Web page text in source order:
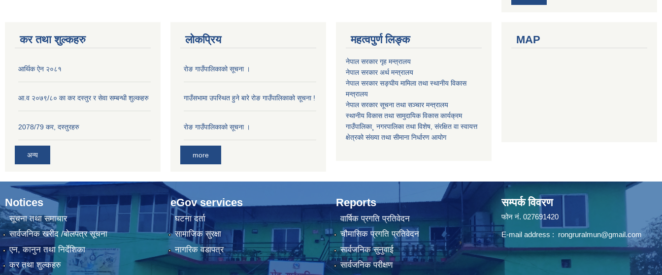
कर तथा शुल्कहरु
आर्थिक ऐन २०८१
आ.व २०७९/८० का कर दस्तुर र सेवा सम्बन्धी शुल्कहरु
2078/79 कर, दस्तुरहरु
अन्य
लोकप्रिय
राेङ गाउँपालिकाको सूचना ।
गाउँसभामा उपस्थित हुने बारे रोङ गाउँपालिकाको सूचना !
राेङ गाउँपालिकाको सूचना ।
more
महत्वपुर्ण लिङ्क
नेपाल सरकार गृह मन्त्रालय
नेपाल सरकार अर्थ मन्त्रालय
नेपाल सरकार सङ्घीय मामिला तथा स्थानीय विकास
मन्त्रालय
नेपाल सरकार सूचना तथा सञ्चार मन्त्रालय
स्थानीय विकास तथा सामुदायिक विकास कार्यक्रम
गाउँपालिका¸ नगरपालिका तथा विशेष, संरक्षित वा स्वायत्त
क्षेत्रको संख्या तथा सीमाना निर्धारण आयोग
MAP
Notices
सूचना तथा समाचार
सार्वजनिक खरीद /बोलपत्र सूचना
एन, कानुन तथा निर्देशिका
कर तथा शुल्कहरु
eGov services
घटना दर्ता
सामाजिक सुरक्षा
नागरिक वडापत्र
Reports
वार्षिक प्रगति प्रतिवेदन
चौमासिक प्रगति प्रतिवेदन
सार्वजनिक सुनुवाई
सार्वजनिक परीक्षण
सम्पर्क विवरण
फोन न‌ं. 027691420
E-mail address : rongruralmun@gmail.com